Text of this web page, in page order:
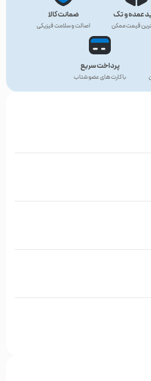
عمده و تک
قیمت ممکن
ضمانت کالا
اصالت و سلامت فیزیکی
پرداخت سریع
با کارت های عضو شتاب